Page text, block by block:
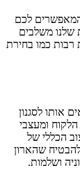
המאפשרים לכם
שלנו משלבים
רבות כמו בחירת
אותו לסגנון
ומעצבי
הכללי של
שהארון
ושלמות.